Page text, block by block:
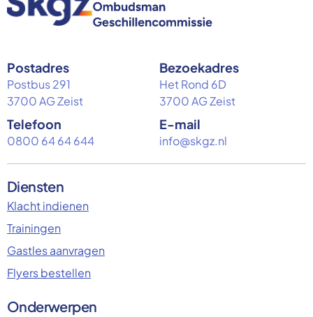
Postadres
Postbus 291
3700 AG Zeist
Bezoekadres
Het Rond 6D
3700 AG Zeist
Telefoon
0800 64 64 644
E-mail
info@skgz.nl
Diensten
Klacht indienen
Trainingen
Gastles aanvragen
Flyers bestellen
Onderwerpen